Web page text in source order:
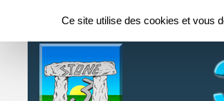
Ce site utilise des cookies et vous